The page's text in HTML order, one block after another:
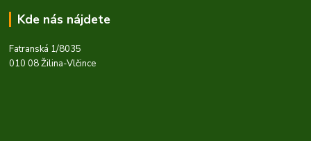
Kde nás nájdete
Fatranská 1/8035
010 08 Žilina-Vlčince